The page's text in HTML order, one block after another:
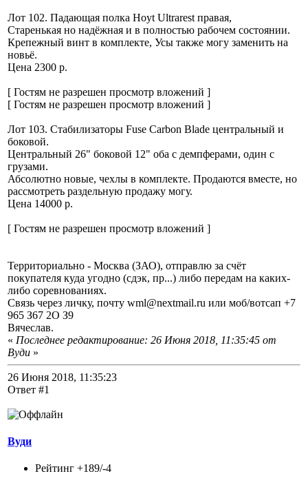
Лот 102. Падающая полка Hoyt Ultrarest правая,
Старенькая но надёжная и в полностью рабочем состоянии.
Крепежный винт в комплекте, Усы также могу заменить на
новьё.
Цена 2300 р.
[ Гостям не разрешен просмотр вложений ]
[ Гостям не разрешен просмотр вложений ]
Лот 103. Стабилизаторы Fuse Carbon Blade центральный и
боковой.
Центральный 26" боковой 12" оба с демпферами, один с
грузами.
Абсолютно новые, чехлы в комплекте. Продаются вместе, но
рассмотреть раздельную продажу могу.
Цена 14000 р.
[ Гостям не разрешен просмотр вложений ]
Территориально - Москва (ЗАО), отправлю за счёт
покупателя куда угодно (сдэк, пр...) либо передам на каких-
либо соревнованиях.
Связь через личку, почту wml@nextmail.ru или моб/вотсап +7
965 З67 2О З9
Вячеслав.
« Последнее редактирование: 26 Июня 2018, 11:35:45 от
Вуди »
26 Июня 2018, 11:35:23
Ответ #1
Вуди
Рейтинг +189/-4